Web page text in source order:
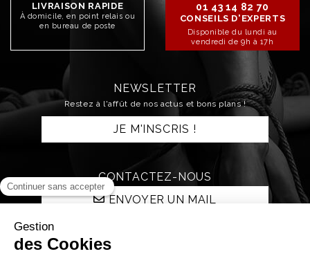
LIVRAISON RAPIDE
À domicile, en point relais ou
en bureau de poste
01 43 14 82 70
CONSEILS D'EXPERTS
Disponible du lundi au
vendredi de 9h à 17h
NEWSLETTER
Restez à l'affût de nos actus et bons plans !
JE M'INSCRIS !
CONTACTEZ-NOUS
ENVOYER UN MAIL
RESTONS CONNECTÉS !